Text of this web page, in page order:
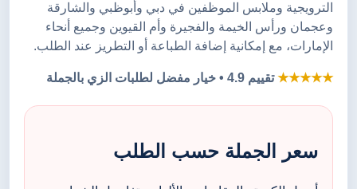
الترويجية وملابس الموظفين في دبي وأبوظبي والشارقة
وعجمان ورأس الخيمة والفجيرة وأم القيوين وجميع أنحاء
الإمارات، مع إمكانية إضافة الطباعة أو التطريز عند الطلب.
★★★★★تقييم 4.9 • خيار مفضل لطلبات الزي بالجملة
سعر الجملة حسب الطلب